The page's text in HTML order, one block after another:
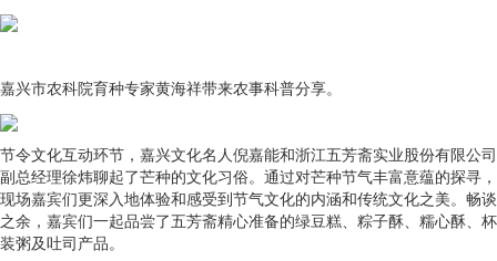
嘉兴市农科院育种专家黄海祥带来农事科普分享。
节令文化互动环节，嘉兴文化名人倪嘉能和浙江五芳斋实业股份有限公司
副总经理徐炜聊起了芒种的文化习俗。通过对芒种节气丰富意蕴的探寻，
现场嘉宾们更深入地体验和感受到节气文化的内涵和传统文化之美。畅谈
之余，嘉宾们一起品尝了五芳斋精心准备的绿豆糕、粽子酥、糯心酥、杯
装粥及吐司产品。